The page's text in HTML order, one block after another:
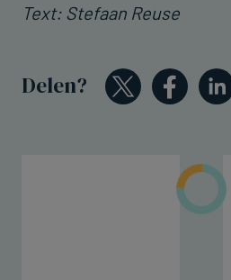
Text: Stefaan Reuse
Delen?